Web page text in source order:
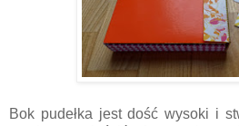
Bok pudełka jest dość wysoki i